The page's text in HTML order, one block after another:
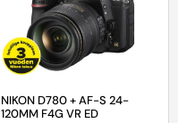
NIKON D780 + AF-S 24-
120MM F4G VR ED